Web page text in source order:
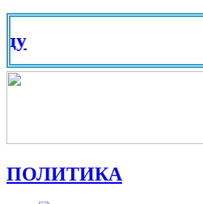
ПОЛИТИКА